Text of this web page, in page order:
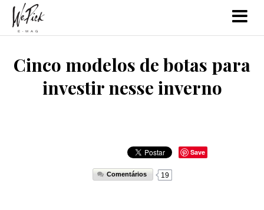
Cinco modelos de botas para
investir nesse inverno
Save
Comentários 19